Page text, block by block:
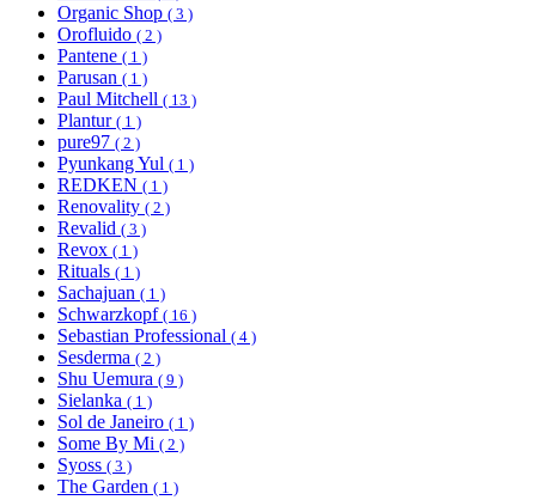
Organic Shop ( 3 )
Orofluido ( 2 )
Pantene ( 1 )
Parusan ( 1 )
Paul Mitchell ( 13 )
Plantur ( 1 )
pure97 ( 2 )
Pyunkang Yul ( 1 )
REDKEN ( 1 )
Renovality ( 2 )
Revalid ( 3 )
Revox ( 1 )
Rituals ( 1 )
Sachajuan ( 1 )
Schwarzkopf ( 16 )
Sebastian Professional ( 4 )
Sesderma ( 2 )
Shu Uemura ( 9 )
Sielanka ( 1 )
Sol de Janeiro ( 1 )
Some By Mi ( 2 )
Syoss ( 3 )
The Garden ( 1 )